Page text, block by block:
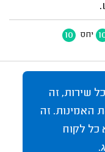
יחס 10
שירות, זה
האמינות. זה
כל לקוח